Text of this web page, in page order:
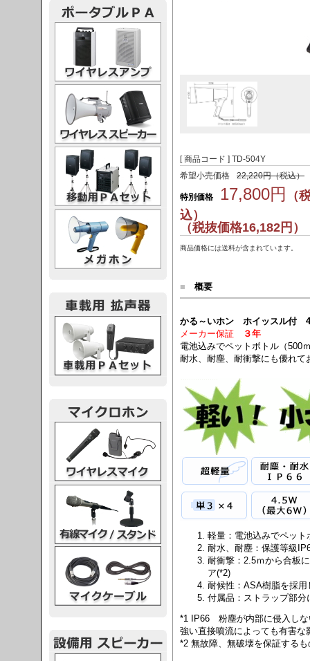
[ 商品コード ] TD-504Y
希望小売価格
22,220円（税込）
特別価格 17,800円 （
込）
（税抜価格16,182円）
商品価格には送料が含まれています。
■ 概要
かる～いホン ホイッスル付
メーカー保証
３年
電池込みでペットボトル（500
耐水、耐塵、耐衝撃にも優れ
軽量：電池込みでペッ
耐水、耐塵：保護等級
耐衝撃：2.5ｍから合板
ア(*2)
耐候性：ASA樹脂を採
付属品：ストラップ部
*1 IP66 粉塵が内部に侵入しな
強い直接噴流によっても有害な
*2 無故障、無破壊を保証する